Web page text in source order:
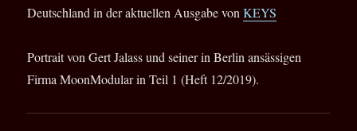
Deutschland in der aktuellen Ausgabe vonKEYS
Portrait von Gert Jalass und seiner in Berlin ansässigen
Firma MoonModular in Teil 1 (Heft 12/2019).